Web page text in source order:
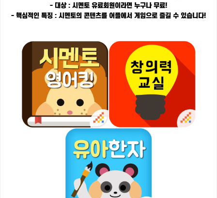
- 대상 : 시멘토 유료회원이라면 누구나 무료!
- 핵심적인 특징 : 시멘토의 콘텐츠를 어플에서 게임으로 즐길 수 있습니다!